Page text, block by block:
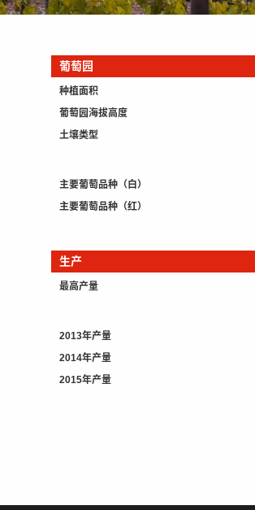
葡萄园
种植面积
葡萄园海拔高度
土壤类型
主要葡萄品种（白）
主要葡萄品种（红）
生产
最高产量
2013年产量
2014年产量
2015年产量